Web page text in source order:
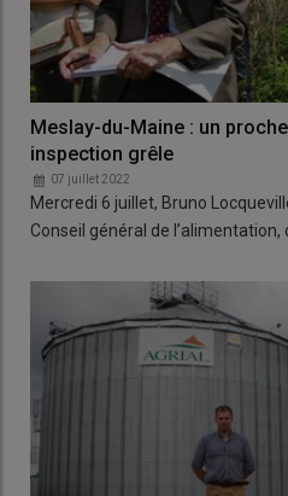
Meslay-du-Maine : un
inspection grêle
07 juillet 2022
Mercredi 6 juillet, Bruno
Conseil général de l’alimentation,